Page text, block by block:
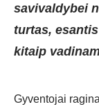
savivaldybei
turtas,
kitaip
Gyventojai